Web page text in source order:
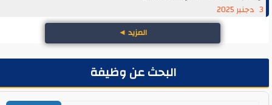
المزيد◄
البحث عن وظيفة